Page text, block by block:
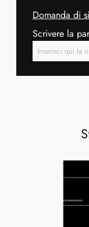
Domanda di
Scrivere la